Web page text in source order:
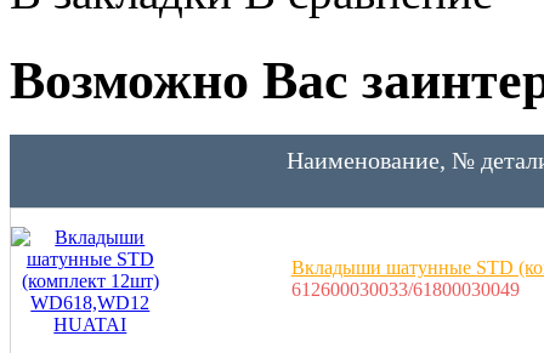
Возможно Вас
Наименование, №
Вкладыши шатунные STD
612600030033/61800030049